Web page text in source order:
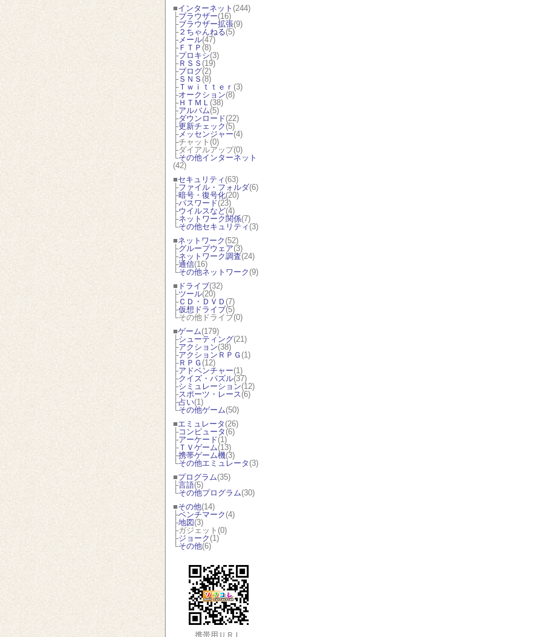
■インターネット (244)
├ブラウザー(16)
├ブラウザー拡張(9)
├２ちゃんねる(5)
├メール(47)
├ＦＴＰ (8)
├プロキシ(3)
├ＲＳＳ (19)
├ブログ(2)
├ＳＮＳ (8)
├Ｔｗｉｔｔｅｒ (3)
├オークション(8)
├ＨＴＭＬ (38)
├アルバム(5)
├ダウンロード(22)
├更新チェック (5)
├メッセンジャー(4)
├チャット(0)
├ダイアルアップ(0)
└その他インターネット
(42)
■セキュリティ (63)
├ファイル・フォルダ(6)
├暗号・復号化(20)
├パスワード(23)
├ウイルスなど(4)
├ネットワーク関係(7)
└その他セキュリティ (3)
■ネットワーク (52)
├グループウェア(3)
├ネットワーク調査(24)
├通信(16)
└その他ネットワーク (9)
■ ドライブ(32)
├ツール(20)
├ＣＤ・ＤＶＤ (7)
├仮想ドライブ(5)
└その他ドライブ(0)
■ゲーム(179)
├シューティング(21)
├アクション(38)
├アクションＲＰＧ (1)
├ＲＰＧ (12)
├アドベンチャー(1)
├クイズ・パズル(37)
├シミュレーション(12)
├スポーツ・レース(6)
├占い(1)
└その他ゲーム(50)
■エミュレータ (26)
├コンピュータ (6)
├アーケード(1)
├ＴＶゲーム(13)
├携帯ゲーム機(3)
└その他エミュレータ (3)
■プログラム(35)
├言語(5)
└その他プログラム(30)
■その他(14)
├ベンチマーク (4)
├地図 (3)
├ガジェット(0)
├ジョーク (1)
└その他(6)
携帯用ＵＲＬ